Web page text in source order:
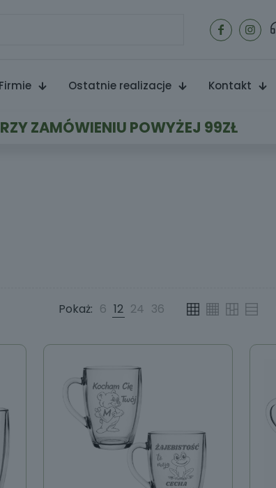
Ostatnie realizacje Kontakt
ZAMÓWIENIU POWYŻEJ 99ZŁ
Pokaż: 6 12 24 36